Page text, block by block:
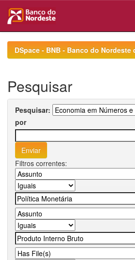
navigationDSpace - BNB - Banco do Nordeste
Pesquisar
Pesquisar:
por
Filtros correntes: